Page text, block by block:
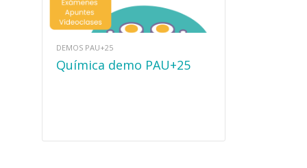
DEMOS PAU+25
Química demo PAU+25